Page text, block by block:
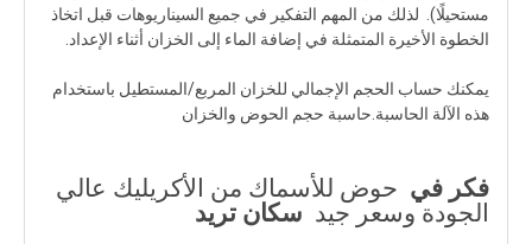
مستحيلًا). لذلك من المهم التفكير في جميع السيناريوهات قبل اتخاذ
الخطوة الأخيرة المتمثلة في إضافة الماء إلى الخزان أثناء الإعداد.
يمكنك حساب الحجم الإجمالي للخزان المربع/المستطيل باستخدام
هذه الآلة الحاسبة.حاسبة حجم الحوض والخزان
فكر في حوض للأسماك من الأكريليك عالي
الجودة وسعر جيد سكان تريد